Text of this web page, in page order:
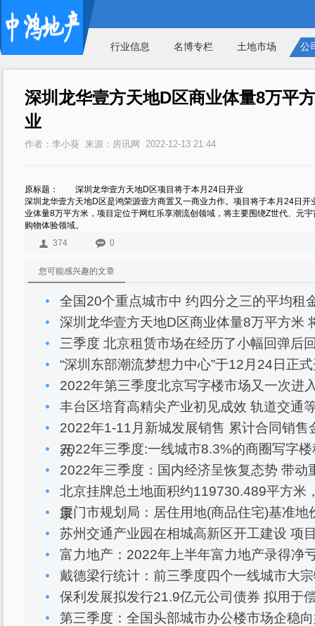
行业信息 名博专栏 土地市场 公
深圳龙华壹方天地D区商业体量8万平
业
作者：李小葵 来源：房讯网 2022-12-13 21:44
原标题： 深圳龙华壹方天地D区项目将于本月24日开业
深圳龙华壹方天地D区是鸿荣源壹方商置又一商业力作。项目将于本月24日
业体量8万平方米，项目定位于网红乐享潮流创领域，将主要围绕Z世代、元
购物体验领域。
374
0
您可能感兴趣的文章
全国20个重点城市中 约四分之三的平均租
深圳龙华壹方天地D区商业体量8万平方米
三季度 北京租赁市场在经历了小幅回弹后
“深圳东部潮流梦想力中心”于12月24日正
2022年第三季度北京写字楼市场又一次进
丰台区培育高精尖产业初见成效 轨道交通
2022年1-11月新城发展销售 累计合同销
元
2022年三季度:一线城市8.3%的商圈写字
2022年三季度：国内经济呈恢复态势 带动
北京挂牌总土地面积约119730.489平方米
宗
厦门市规划局：居住用地(商品住宅)基准地
苏州交通产业园在相城高新区开工建设 项
富力地产：2022年上半年富力地产录得净
戴德梁行统计：前三季度四个一线城市大
保利发展拟发行21.9亿元公司债券 拟用于
第三季度：全国头部城市办公楼市场企稳